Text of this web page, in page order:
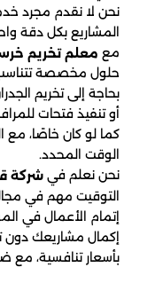
نحن لا نقدم مجرد
المشاريع بكل دقة
مع معلم تخريم
حلول مخصصة
بحاجة إلى تخريم
أو تنفيذ فتحات
كما لو كان خاصًا،
الوقت المحدد.
نحن نعلم في شركة
التوقيت مهم في
إتمام الأعمال في
إكمال مشاريعك دون
بأسعار تنافسية،